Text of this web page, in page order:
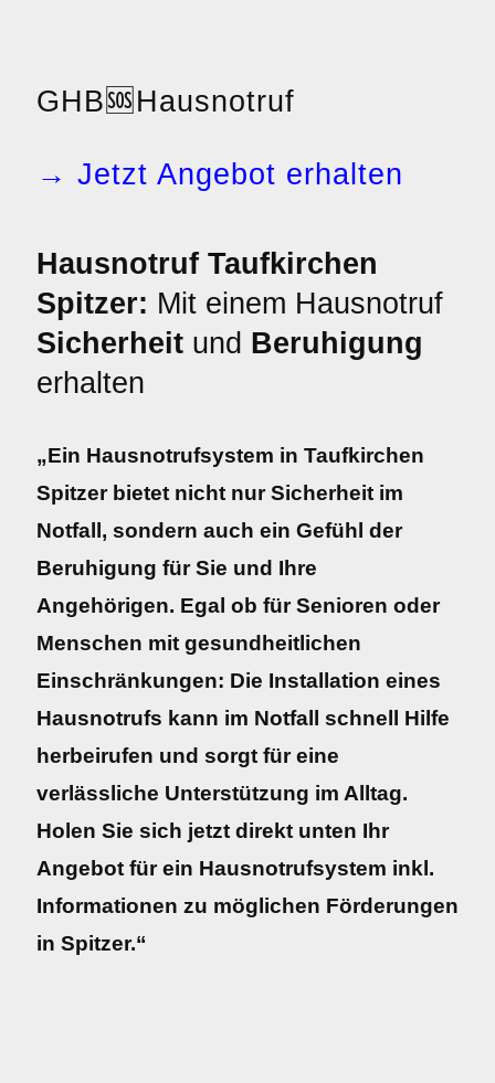
GHB🆘 Hausnotruf
→ Jetzt Angebot erhalten
Hausnotruf Taufkirchen
Spitzer: Mit einem Hausnotruf
Sicherheit und Beruhigung
erhalten
„Ein Hausnotrufsystem in Taufkirchen
Spitzer bietet nicht nur Sicherheit im
Notfall, sondern auch ein Gefühl der
Beruhigung für Sie und Ihre
Angehörigen. Egal ob für Senioren oder
Menschen mit gesundheitlichen
Einschränkungen: Die Installation eines
Hausnotrufs kann im Notfall schnell Hilfe
herbeirufen und sorgt für eine
verlässliche Unterstützung im Alltag.
Holen Sie sich jetzt direkt unten Ihr
Angebot für ein Hausnotrufsystem inkl.
Informationen zu möglichen Förderungen
in Spitzer.“